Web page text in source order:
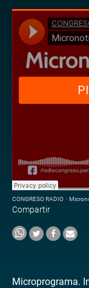
CONGRESO RADIO ·
Compartir
Microprograma.